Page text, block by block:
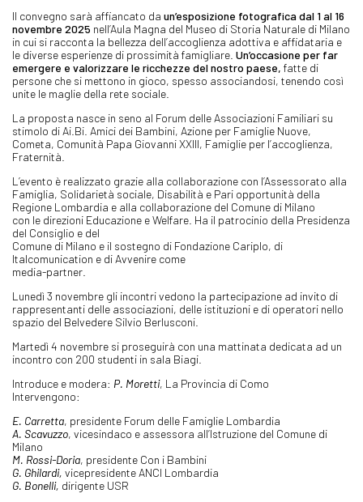
Il convegno sarà affiancato da un’esposizione fotografica dal 1 al 16
novembre 2025 nell’Aula Magna del Museo di Storia Naturale di Milano
in cui si racconta la bellezza dell’accoglienza adottiva e affidataria e
le diverse esperienze di prossimità famigliare. Un’occasione per far
emergere e valorizzare le ricchezze del nostro paese, fatte di
persone che si mettono in gioco, spesso associandosi, tenendo così
unite le maglie della rete sociale.
La proposta nasce in seno al Forum delle Associazioni Familiari su
stimolo di Ai.Bi. Amici dei Bambini, Azione per Famiglie Nuove,
Cometa, Comunità Papa Giovanni XXIII, Famiglie per l’accoglienza,
Fraternità.
L’evento è realizzato grazie alla collaborazione con l’Assessorato alla
Famiglia, Solidarietà sociale, Disabilità e Pari opportunità della
Regione Lombardia e alla collaborazione del Comune di Milano
con le direzioni Educazione e Welfare. Ha il patrocinio della Presidenza
del Consiglio e del
Comune di Milano e il sostegno di Fondazione Cariplo, di
Italcomunication e di Avvenire come
media-partner.
Lunedì 3 novembre gli incontri vedono la partecipazione ad invito di
rappresentanti delle associazioni, delle istituzioni e di operatori nello
spazio del Belvedere Silvio Berlusconi.
Martedì 4 novembre si proseguirà con una mattinata dedicata ad un
incontro con 200 studenti in sala Biagi.
Introduce e modera: P. Moretti, La Provincia di Como
Intervengono:
E. Carretta, presidente Forum delle Famiglie Lombardia
A. Scavuzzo, vicesindaco e assessora all’Istruzione del Comune di
Milano
M. Rossi-Doria, presidente Con i Bambini
G. Ghilardi, vicepresidente ANCI Lombardia
G. Bonelli, dirigente USR